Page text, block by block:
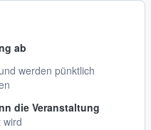
ab
und werden pünktlich
die Veranstaltung
wird